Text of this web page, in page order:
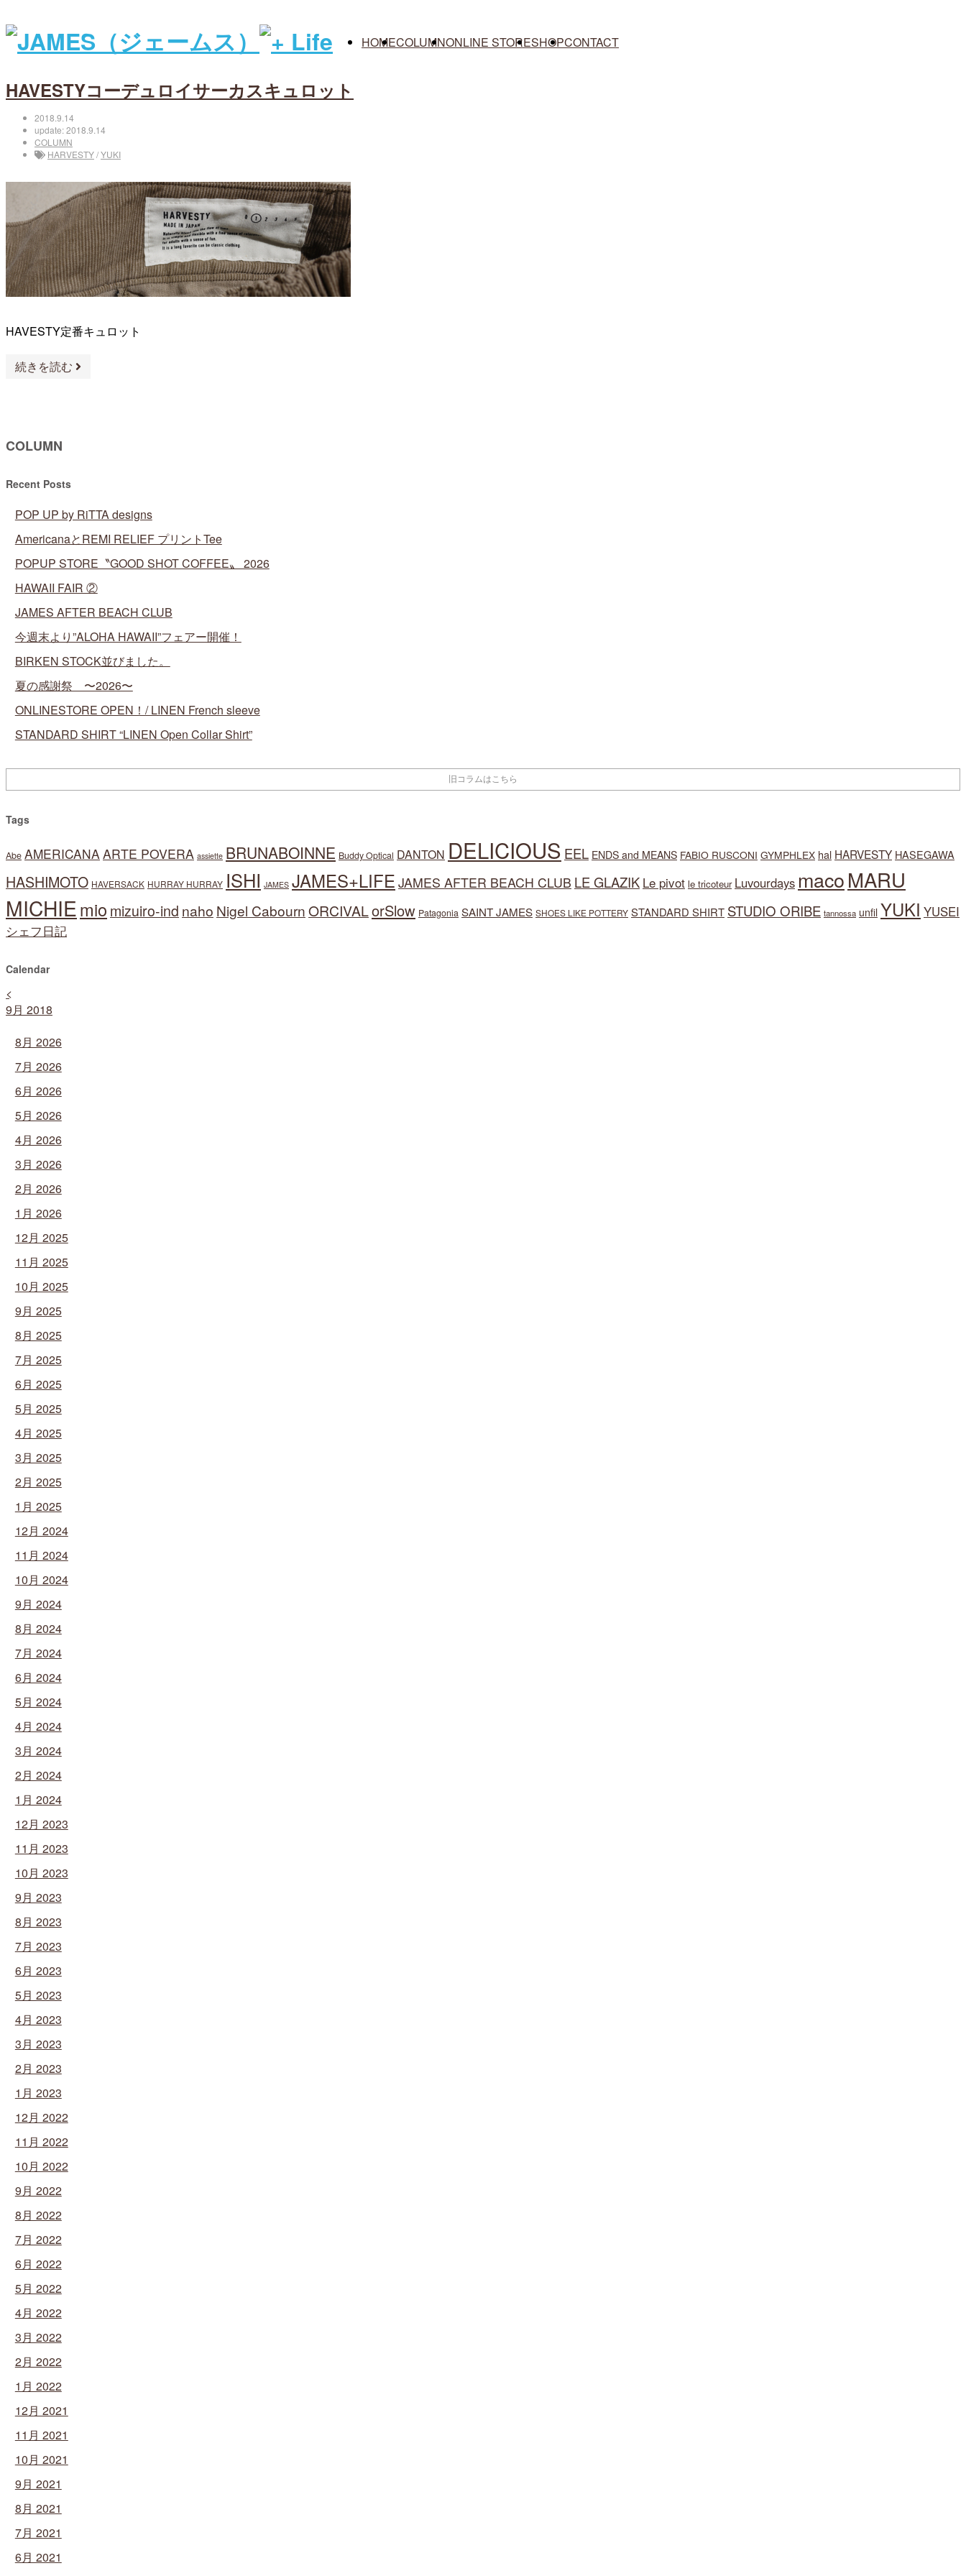
HOMECOLUMNONLINE STORESHOPCONTACT
HAVESTYコーデュロイサーカスキュロット
2018.9.14
update: 2018.9.14
COLUMN
HARVESTY/YUKI
HAVESTY定番キュロット
続きを読む
COLUMN
Recent Posts
POP UP by RiTTA designs
AmericanaとREMI RELIEF プリントTee
POPUP STORE〝GOOD SHOT COFFEE〟 2026
HAWAII FAIR ②
JAMES AFTER BEACH CLUB
今週末より”ALOHA HAWAII”フェアー開催！
BIRKEN STOCK並びました。
夏の感謝祭 〜2026〜
ONLINESTORE OPEN！/ LINEN French sleeve
STANDARD SHIRT “LINEN Open Collar Shirt”
Tags
Abe AMERICANAARTE POVERA assiette BRUNABOINNE Buddy Optical DANTON DELICIOUS EEL ENDS and MEANS FABIO RUSCONI GYMPHLEX hal HARVESTY HASEGAWA
HASHIMOTO HAVERSACK HURRAY HURRAY ISHI JAMES JAMES+LIFE JAMES AFTER BEACH CLUB LE GLAZIK Le pivot le tricoteur Luvourdays macoMARU
MICHIEmio mizuiro-ind naho Nigel CabournORCIVALorSlow Patagonia SAINT JAMES SHOES LIKE POTTERY STANDARD SHIRT STUDIO ORIBE tannossa unfil YUKI YUSEI
シェフ日記
Calendar
<
9月 2018
8月 2026
7月 2026
6月 2026
5月 2026
4月 2026
3月 2026
2月 2026
1月 2026
12月 2025
11月 2025
10月 2025
9月 2025
8月 2025
7月 2025
6月 2025
5月 2025
4月 2025
3月 2025
2月 2025
1月 2025
12月 2024
11月 2024
10月 2024
9月 2024
8月 2024
7月 2024
6月 2024
5月 2024
4月 2024
3月 2024
2月 2024
1月 2024
12月 2023
11月 2023
10月 2023
9月 2023
8月 2023
7月 2023
6月 2023
5月 2023
4月 2023
3月 2023
2月 2023
1月 2023
12月 2022
11月 2022
10月 2022
9月 2022
8月 2022
7月 2022
6月 2022
5月 2022
4月 2022
3月 2022
2月 2022
1月 2022
12月 2021
11月 2021
10月 2021
9月 2021
8月 2021
7月 2021
6月 2021